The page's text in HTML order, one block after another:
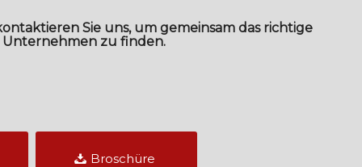
Sie uns, um gemeinsam das richtige
zu finden.
Broschüre